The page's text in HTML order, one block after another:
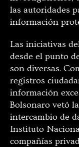
las autoridades
información
Las iniciativas
desde el punto
son diversas.
registros
información
Bolsonaro vetó
intercambio de
Instituto
compañías